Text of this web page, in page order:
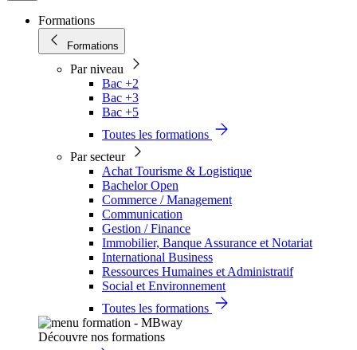
Formations
Formations
Par niveau
Bac +2
Bac +3
Bac +5
Toutes les formations
Par secteur
Achat Tourisme & Logistique
Bachelor Open
Commerce / Management
Communication
Gestion / Finance
Immobilier, Banque Assurance et Notariat
International Business
Ressources Humaines et Administratif
Social et Environnement
Toutes les formations
Découvre nos formations